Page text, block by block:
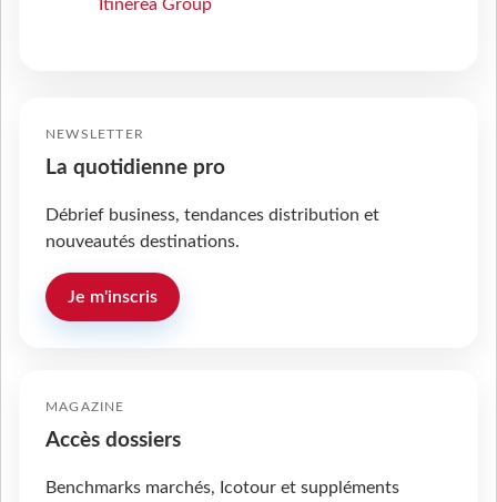
Itinerea Group
NEWSLETTER
La quotidienne pro
Débrief business, tendances distribution et
nouveautés destinations.
Je m'inscris
MAGAZINE
Accès dossiers
Benchmarks marchés, Icotour et suppléments